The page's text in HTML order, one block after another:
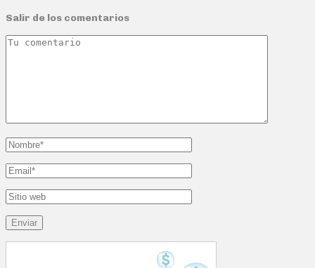
Salir de los comentarios